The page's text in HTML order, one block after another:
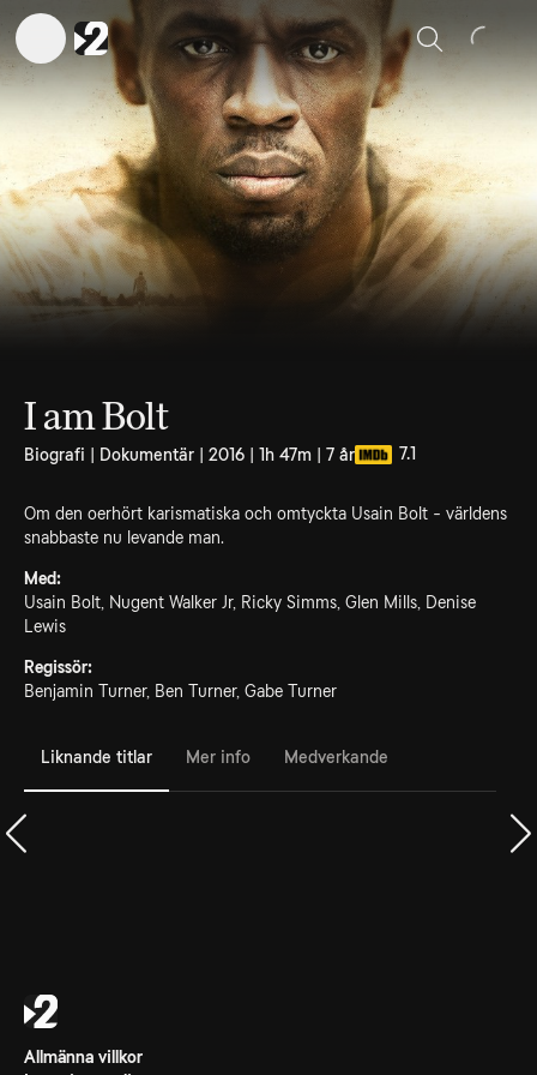
Sök
I am Bolt
Biografi | Dokumentär | 2016 | 1h 47m | 7 år 7.1
Om den oerhört karismatiska och omtyckta Usain Bolt - världens
snabbaste nu levande man.
Med:
Usain Bolt, Nugent Walker Jr, Ricky Simms, Glen Mills, Denise
Lewis
Regissör:
Benjamin Turner, Ben Turner, Gabe Turner
Liknande titlar Mer info Medverkande
Allmänna villkor